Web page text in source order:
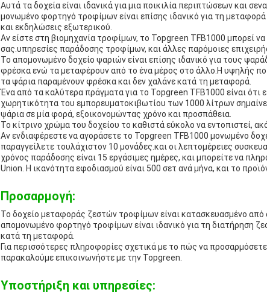
Αυτά τα δοχεία είναι ιδανικά για μια ποικιλία περιπτώσεων και
μονωμένο φορτηγό τροφίμων είναι επίσης ιδανικό για τη
και εκδηλώσεις εξωτερικού.
Αν είστε στη βιομηχανία τροφίμων, το Topgreen TFB1000 μπορεί να
σας.υπηρεσίες παράδοσης τροφίμων, και άλλες παρόμοιες
Το απομονωμένο δοχείο ψαριών είναι επίσης ιδανικό για τους
φρέσκα ενώ τα μεταφέρουν από το ένα μέρος στο άλλο.Η υψηλής
τα ψάρια παραμένουν φρέσκα και δεν χαλάνε κατά τη μεταφορά.
Ένα από τα καλύτερα πράγματα για το Topgreen TFB1000 είναι ότι
χωρητικότητα του εμπορευματοκιβωτίου των 1000 λίτρων
ψάρια σε μία φορά, εξοικονομώντας χρόνο και προσπάθεια.
Το κίτρινο χρώμα του δοχείου το καθιστά εύκολο να εντοπιστεί,
Αν ενδιαφέρεστε να αγοράσετε το Topgreen TFB1000 μονωμένο
παραγγείλετε τουλάχιστον 10 μονάδες.και οι λεπτομέρειες
χρόνος παράδοσης είναι 15 εργάσιμες ημέρες, και μπορείτε να
Union. Η ικανότητα εφοδιασμού είναι 500 σετ ανά μήνα, και το
Προσαρμογή:
Το δοχείο μεταφοράς ζεστών τροφίμων είναι κατασκευασμένο
απομονωμένο φορτηγό τροφίμων είναι ιδανικό για τη διατήρηση
κατά τη μεταφορά.
Για περισσότερες πληροφορίες σχετικά με το πώς να
παρακαλούμε επικοινωνήστε με την Topgreen.
Υποστήριξη και υπηρεσίες: